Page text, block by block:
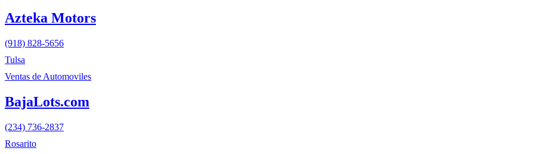
Azteka Motors
(918) 828-5656
Tulsa
Ventas de Automoviles
BajaLots.com
(234) 736-2837
Rosarito